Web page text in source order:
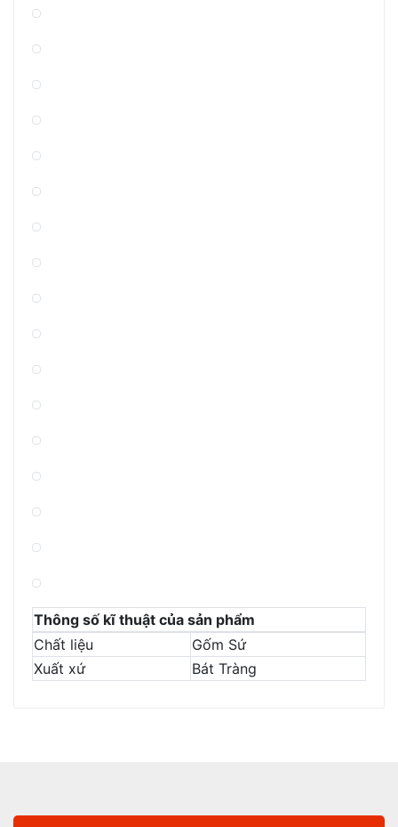
Thông số kĩ thuật của sản phẩm
Chất liệu
Gốm Sứ
Xuất xứ
Bát Tràng